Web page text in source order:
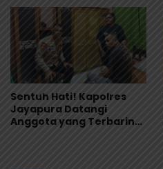
Sentuh Hati! Kapolres
Jayapura Datangi
Anggota yang Terbaring